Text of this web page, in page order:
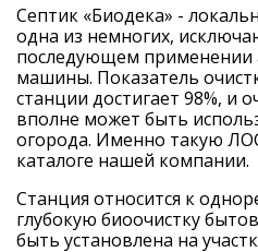
Септик «Биодека» -
одна из немногих,
последующем применении
машины. Показатель
станции достигает 98%, и
вполне может быть
огорода. Именно такую
каталоге нашей компании.
Станция относится к
глубокую биоочистку
быть установлена на